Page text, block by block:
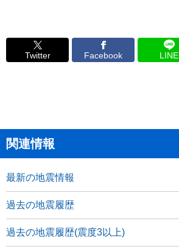
Twitter Facebook LINE
関連情報
最新の地震情報
過去の地震履歴
過去の地震履歴(震度3以上)